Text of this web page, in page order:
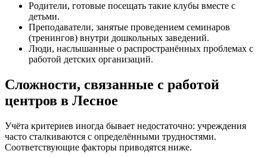
Родители, готовые посещать такие клубы вместе с
детьми.
Преподаватели, занятые проведением семинаров
(тренингов) внутри дошкольных заведений.
Люди, наслышанные о распространённых проблемах с
работой детских организаций.
Сложности, связанные с работой
центров в Лесное
Учёта критериев иногда бывает недостаточно: учреждения
часто сталкиваются с определёнными трудностями.
Соответствующие факторы приводятся ниже.